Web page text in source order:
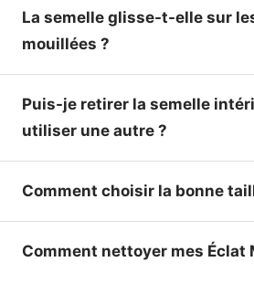
La semelle glisse-t-elle sur
mouillées ?
Puis-je retirer la semelle
utiliser une autre ?
Comment choisir la bonne
Comment nettoyer mes Éclat